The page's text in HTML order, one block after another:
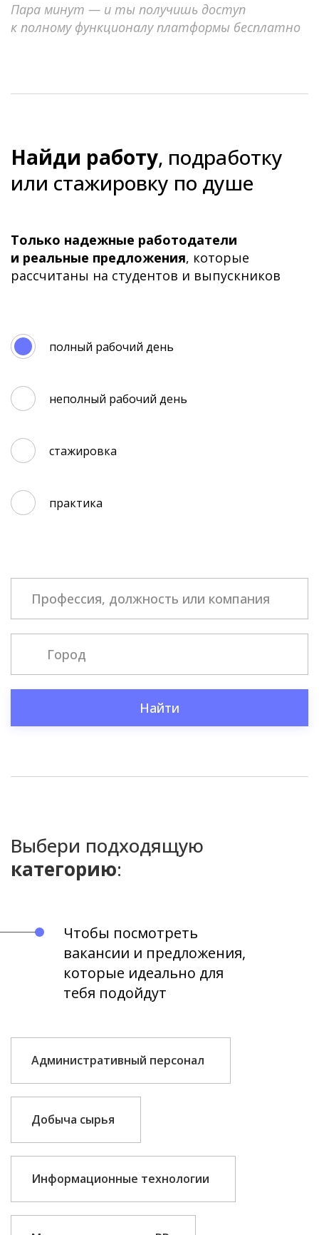
Пара минут — и ты получишь доступ
к полному функционалу платформы бесплатно
Найди работу, подработку
или стажировку по душе
Только надежные работодатели
и реальные предложения, которые
рассчитаны на студентов и выпускников
полный рабочий день
неполный рабочий день
стажировка
практика
Найти
Выбери подходящую
категорию:
Чтобы посмотреть
вакансии и предложения,
которые идеально для
тебя подойдут
Административный персонал
Добыча сырья
Информационные технологии